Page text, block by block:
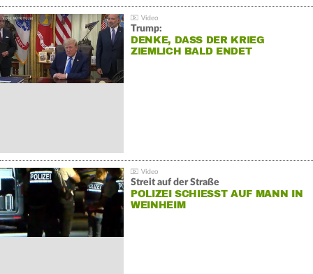
Trump:
DENKE, DASS DER KRIEG
ZIEMLICH BALD ENDET
Streit auf der Straße
POLIZEI SCHIESST AUF MANN IN W
EINHEIM